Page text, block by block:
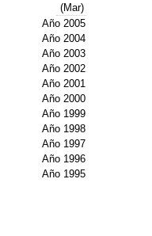
JORNADAS AIDA
Presentación Jornadas
Comunicaciones
Jornadas PAM 2026
Premio Jóvenes
Buscador de
Buscador de
(Mar)
Año 2005
Año 2004
Año 2003
Año 2002
Año 2001
Año 2000
Año 1999
Año 1998
Año 1997
Año 1996
Año 1995